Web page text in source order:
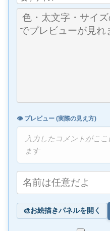
👁️ プレビュー (実際の見え方)
入力したコメントがこ
ます
🎨お絵描きパネルを開く